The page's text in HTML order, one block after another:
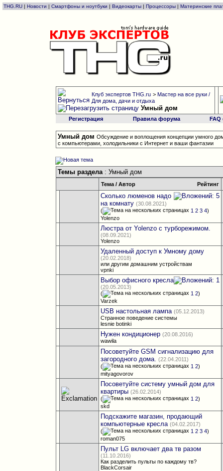
THG.RU | Новости | Смартфоны и ноутбуки | Видеокарты | Процессоры | Материнские
Клуб экспертов THG.ru > Мастер на все руки /
Для дома, дачи и отдыха
Умный дом
Регистрация Правила форума
Умный дом Обсуждение и воплощения концепции умного
с компьютерами, холодильники с Интернет и ваши фантазии
Темы раздела: Умный дом
Рейтинг
Тема/ Автор
Сколько люменов надо
на комнату (30.08.2021)
(
1 2 3 4)
Yolenzo
Люстра от Yolenzo с турборежимом.
(08.09.2021)
Yolenzo
Удаленный доступ к Умному дому
(20.02.2018)
или другим домашним устройствам
vpnki
Выбор офисного кресла
(20.05.2013)
(
1 2)
Varzek
USB настольная лампа (05.12.2013)
Странное поведение системы
lesnie botinki
Нужен кондиционер (20.08.2016)
wawila
Посоветуйте GSM сигнализацию для
загородного дома. (22.04.2011)
(
1 2)
mityagovorov
Посоветуйте систему умный дом для
квартиры (26.02.2014)
(
1 2)
skd
Подскажите магазин, продающий
компьютерные кресла (04.02.2017)
(
1 2 3 4)
roman075
Пульт LG включает два тв разом
(11.10.2016)
Как разделить пульты по каждому тв?
BlackCorsair